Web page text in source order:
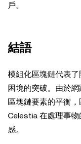
戶。
結語
模組化區塊鏈代表
困境的突破。由於
區塊鏈要素的平衡
Celestia 在處理事
感。